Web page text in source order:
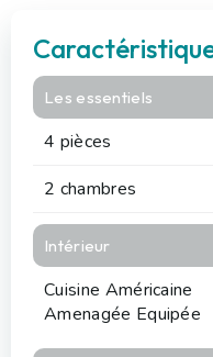
Les essentiels
4 pièces
2 chambres
Intérieur
Cuisine Américaine
Amenagée Equipée